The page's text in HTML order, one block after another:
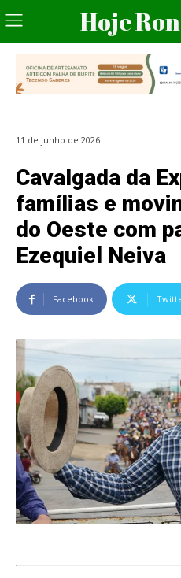
Hoje
11 de junho de 2026
Cavalgada da
famílias e
do Oeste com
Ezequiel Neiva
Facebook